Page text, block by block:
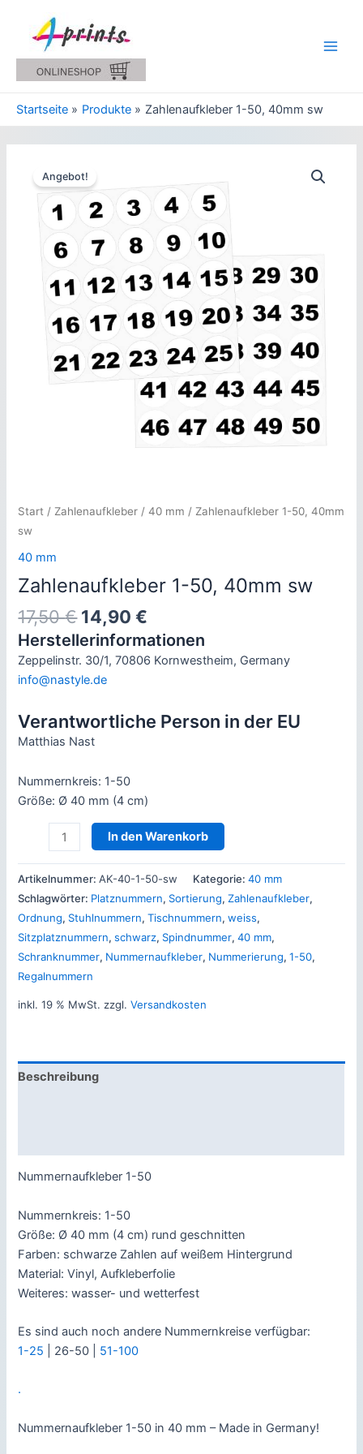
springen
Startseite Produkte Zahlenaufkleber 1-50, 40mm sw
Angebot!
Start / Zahlenaufkleber /40 mm / Zahlenaufkleber 1-50, 40mm
sw
40 mm
Zahlenaufkleber 1-50, 40mm sw
17,50€ Ursprünglicher
Preis
war:
17,50 €
14,90€
Preis
ist:
Herstellerinformationen
Zeppelinstr. 30/1, 70806 Kornwestheim, Germany
info@nastyle.de
Verantwortliche Person in der EU
Matthias Nast
Nummernkreis: 1-50
Größe: Ø 40 mm (4 cm)
Zahlenaufkleber
In den Warenkorb
Artikelnummer:AK-40-1-50-sw Kategorie:40 mm
Schlagwörter: Platznummern, Sortierung,Zahlenaufkleber,
Ordnung, Stuhlnummern,Tischnummern,weiss,
Sitzplatznummern,schwarz, Spindnummer,40 mm,
Schranknummer, Nummernaufkleber, Nummerierung,1-50,
Regalnummern
inkl. 19 % MwSt. zzgl.Versandkosten
Beschreibung
Nummernaufkleber 1-50
Nummernkreis: 1-50
Größe: Ø 40 mm (4 cm) rund geschnitten
Farben: schwarze Zahlen auf weißem Hintergrund
Material: Vinyl, Aufkleberfolie
Weiteres: wasser- und wetterfest
Es sind auch noch andere Nummernkreise verfügbar:
1-25 | 26-50 | 51-100
.
Nummernaufkleber 1-50 in 40 mm – Made in Germany!